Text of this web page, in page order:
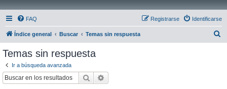
FAQ Identificarse
Registrarse
Índice general Buscar Temas sin respuesta
Temas sin respuesta
Ir a búsqueda avanzada
Buscar